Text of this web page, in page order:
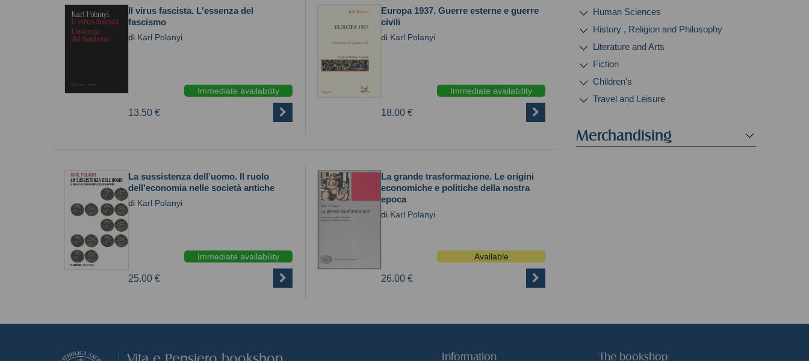
Il virus fascista. L'essenza del
fascismo
di Karl Polanyi
Immediate availability
13.50 €
Europa 1937. Guerre esterne e guerre
civili
di Karl Polanyi
Immediate availability
18.00 €
La sussistenza dell'uomo. Il ruolo
dell'economia nelle società antiche
di Karl Polanyi
Immediate availability
25.00 €
La grande trasformazione. Le origini
economiche e politiche della nostra
epoca
di Karl Polanyi
Available
26.00 €
Human Sciences
History , Religion and Philosophy
Literature and Arts
Fiction
Children's
Travel and Leisure
Merchandising
Information The bookshop